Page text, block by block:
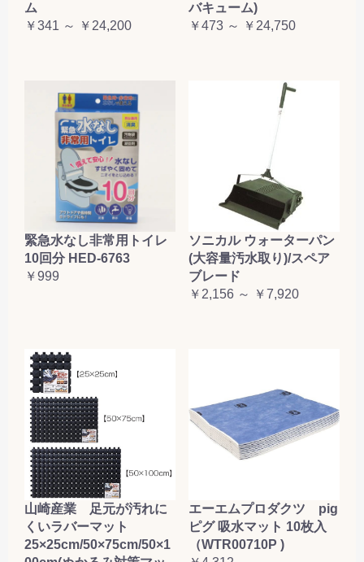
ム
￥341 ～ ￥24,200
バキューム)
￥473 ～ ￥24,750
緊急水なし非常用トイレ
10回分 HED-6763
￥999
ソニカル ウォーターパン
(大容量汚水取り)/スペア
ブレード
￥2,156 ～ ￥7,920
山崎産業 足元が汚れに
くいラバーマット
25×25cm/50×75cm/50×1
エーエムプロダクツ pig
ピグ 吸水マット 10枚入
（WTR00710P )